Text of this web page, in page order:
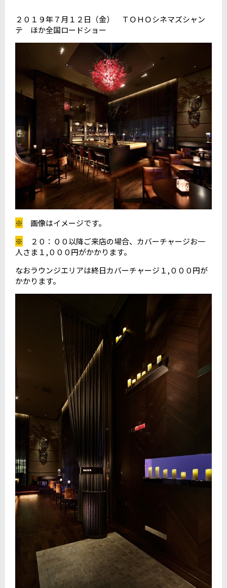
２０１９年７月１２日（金） ＴＯＨＯシネマズシャン
テ ほか全国ロードショー
※ 画像はイメージです。
※ ２０：００以降ご来店の場合、カバーチャージお一
人さま１,０００円がかかります。
なおラウンジエリアは終日カバーチャージ１,０００円が
かかります。